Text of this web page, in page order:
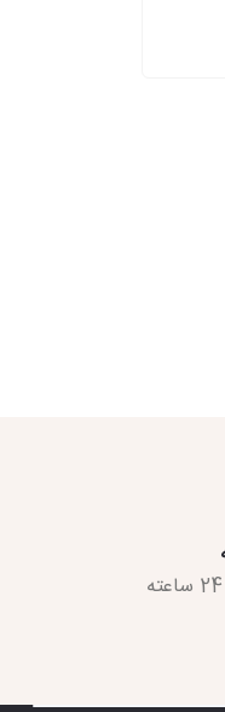
پشتیبانی همیشگی 24 ساعته